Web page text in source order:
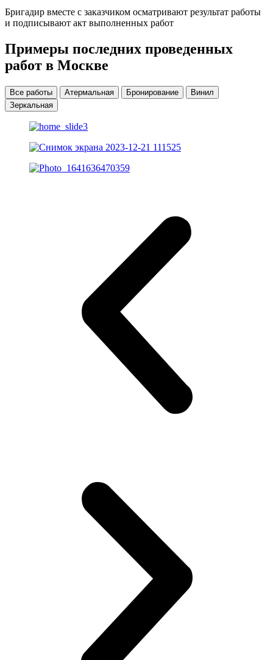
Бригадир вместе с заказчиком осматривают результат работы
и подписывают акт выполненных работ
Примеры последних проведенных
работ в Москве
Все работы Атермальная Бронирование
Винил
Зеркальная